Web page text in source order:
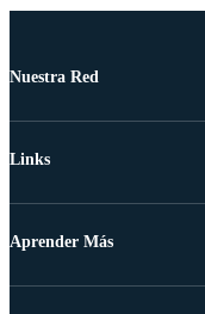
Nuestra Red
Links
Aprender Más